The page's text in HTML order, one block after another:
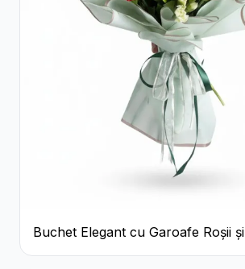
Buchet Elegant cu Garoafe Roșii și
Floarea Miresei